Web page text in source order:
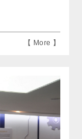
【 More 】